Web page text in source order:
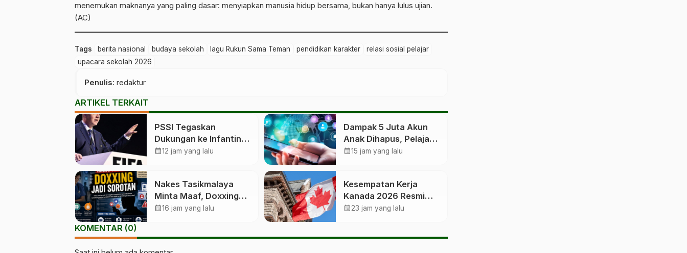
menemukan maknanya yang paling dasar: menyiapkan manusia hidup bersama, bukan hanya lulus ujian.
(AC)
Tags berita nasional budaya sekolah lagu Rukun Sama Teman pendidikan karakter
relasi sosial pelajar
upacara sekolah 2026
Penulis: redaktur
ARTIKEL TERKAIT
PSSI Tegaskan
Dukungan ke Infantino,
Ada Apa?
calendar_month12 jam yang lalu
Dampak 5 Juta Akun
Anak Dihapus, Pelajar
Bersiap
calendar_month15 jam yang lalu
Nakes Tasikmalaya
Minta Maaf, Doxxing
Ramai Setelah Kasus
calendar_month16 jam yang lalu
Kesempatan Kerja
Kanada 2026 Resmi
Dibuka, Simak
calendar_month23 jam yang lalu
KOMENTAR (0)